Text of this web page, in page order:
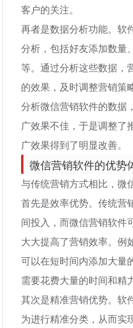
客户的关注。
再者是数据分析功能。软
分析，包括好友添加数量
等。通过分析这些数据，
的效果，及时调整营销策
分析微信营销软件的数据
广效果不佳，于是调整了
广效果得到了明显改善。
微信营销软件的优势
与传统营销方式相比，微
首先是效率优势。传统营
间投入，而微信营销软件
大大提高了营销效率。例
可以在短时间内添加大量
需要花费大量的时间和精力
其次是精准营销优势。软
为进行精准分类，从而实